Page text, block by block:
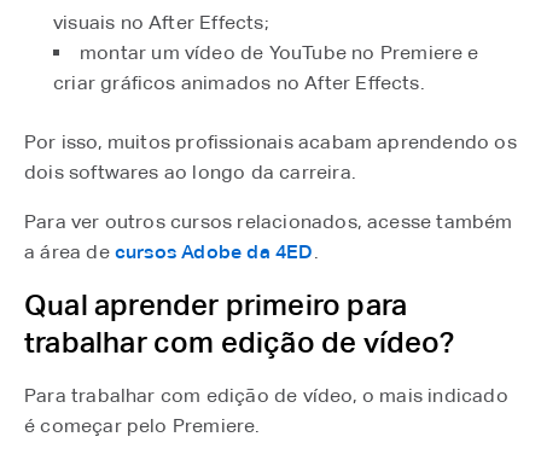
visuais no After Effects;
montar um vídeo de YouTube no Premiere e
criar gráficos animados no After Effects.
Por isso, muitos profissionais acabam aprendendo os
dois softwares ao longo da carreira.
Para ver outros cursos relacionados, acesse também
a área de cursos Adobe da 4ED⁠.
Qual aprender primeiro para
trabalhar com edição de vídeo?
Para trabalhar com edição de vídeo, o mais indicado
é começar pelo Premiere.